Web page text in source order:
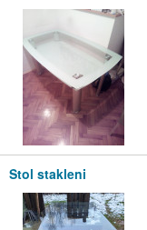
Stol stakleni